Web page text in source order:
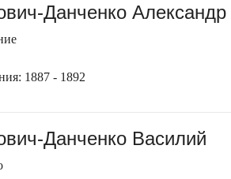
Данченко Александр
1887 - 1892
Данченко Василий